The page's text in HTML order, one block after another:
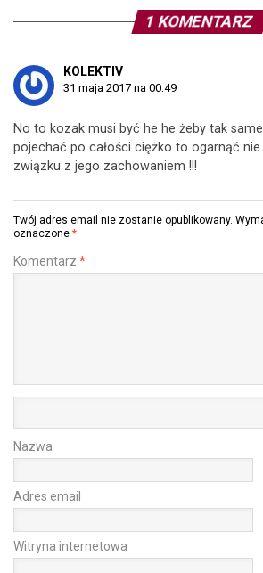
1 KOMENTARZ
KOLEKTIV
31 maja 2017 na 00:49
No to kozak musi być he he żeby tak
pojechać po całości ciężko to ogarnąć
związku z jego zachowaniem !!!
Twój adres email nie zostanie opublikowany.
oznaczone *
Komentarz *
Nazwa
Adres email
Witryna internetowa